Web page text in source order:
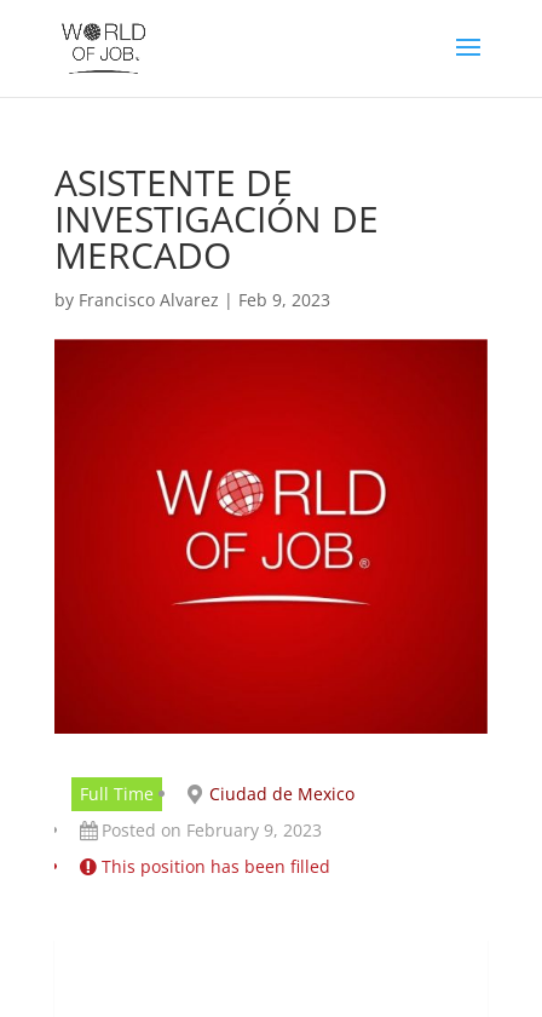
ASISTENTE DE
INVESTIGACIÓN DE
MERCADO
by Francisco Alvarez | Feb 9, 2023
Full Time
Ciudad de Mexico
Posted on February 9, 2023
This position has been filled